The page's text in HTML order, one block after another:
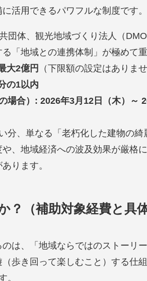
活用できるパワフルな制度です。
団体、観光地域づくり法人（
「地域との連携体制」が極めて
大2億円
（下限額の設定はありませ
の1以内
場合）: 2026年3月12日（木）～
分、単なる「老朽化した建物の
、地域経済への波及効果が厳格
ります。
？（補助対象経費と具
は、「地域ならではのストーリ
歩き回って楽しむこと）する仕
。